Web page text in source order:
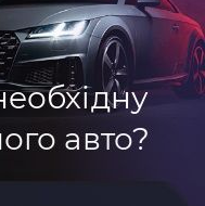
авто?